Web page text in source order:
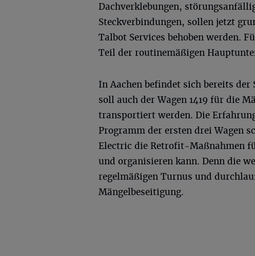
Dachverklebungen,
Steckverbindungen, sollen jetzt
Talbot Services behoben werden.
Teil der routinemäßigen
In Aachen befindet sich bereits der
soll auch der Wagen 1419 für die
transportiert werden. Die
Programm der ersten drei Wagen
Electric die Retrofit-Maßnahmen
und organisieren kann. Denn die
regelmäßigen Turnus und
Mängelbeseitigung.